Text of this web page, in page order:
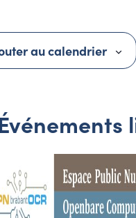
au calendrier